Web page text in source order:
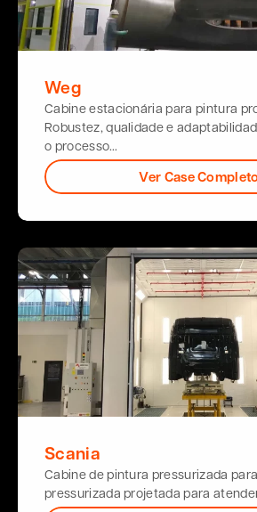
Weg
Cabine estacionária para pintura
Robustez, qualidade e
o processo…
Ver Case Completo
Scania
Cabine de pintura pressurizada
pressurizada projetada para